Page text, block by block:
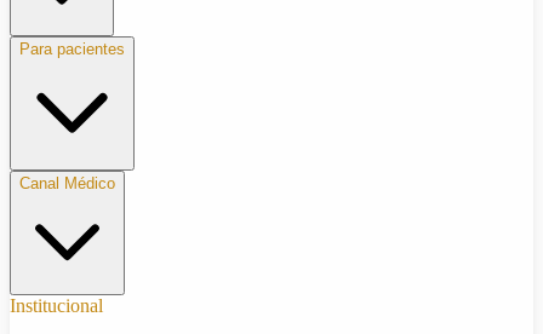
Para pacientes
Canal Médico
Institucional